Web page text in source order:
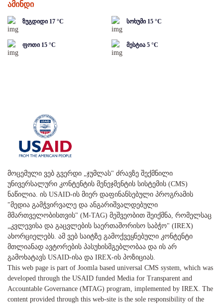
ამინდი
ზუგდიდი 17 °C სოხუმი 15 °C
ფოთი 15 °C მესტია 5 °C
მოცემული ვებ გვერდი „ჯუმლას" ძრავზე შექმნილი
უნივერსალური კონტენტის მენეჯმენტის სისტემის (CMS)
ნაწილია. ის USAID-ის მიერ დაფინანსებული პროგრამის
"მედია გამჭვირვალე და ანგარიშვალდებული
მმართველობისთვის" (M-TAG) მეშვეობით შეიქმნა, რომელსაც
„კვლევისა და გაცვლების საერთაშორისო საბჭო" (IREX)
ახორციელებს. ამ ვებ საიტზე გამოქვეყნებული კონტენტი
მთლიანად ავტორების პასუხისმგებლობაა და ის არ
გამოხატავს USAID-ისა და IREX-ის პოზიციას.
This web page is part of Joomla based universal CMS system, which was
developed through the USAID funded Media for Transparent and
Accountable Governance (MTAG) program, implemented by IREX. The
content provided through this web-site is the sole responsibility of the